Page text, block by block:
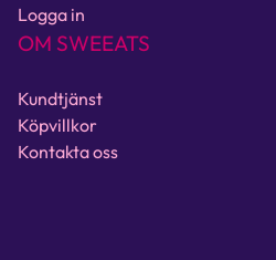
Logga in
OM SWEEATS
Kundtjänst
Köpvillkor
Kontakta oss